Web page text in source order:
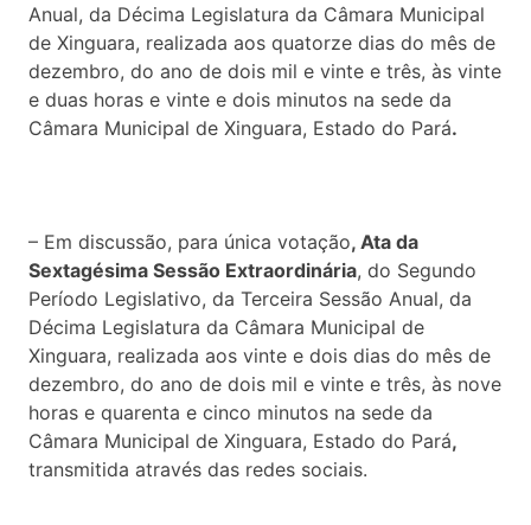
Anual, da Décima Legislatura da Câmara Municipal
de Xinguara, realizada aos quatorze dias do mês de
dezembro, do ano de dois mil e vinte e três, às vinte
e duas horas e vinte e dois minutos na sede da
Câmara Municipal de Xinguara, Estado do Pará.
– Em discussão, para única votação, Ata da
Sextagésima Sessão Extraordinária, do Segundo
Período Legislativo, da Terceira Sessão Anual, da
Décima Legislatura da Câmara Municipal de
Xinguara, realizada aos vinte e dois dias do mês de
dezembro, do ano de dois mil e vinte e três, às nove
horas e quarenta e cinco minutos na sede da
Câmara Municipal de Xinguara, Estado do Pará,
transmitida através das redes sociais.